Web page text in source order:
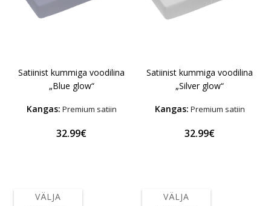
Satiinist kummiga voodilina
„Blue glow“
Kangas: Premium satiin
32.99€
Satiinist kummiga voodilina
„Silver glow“
Kangas: Premium satiin
32.99€
VÄLJA
VÄLJA